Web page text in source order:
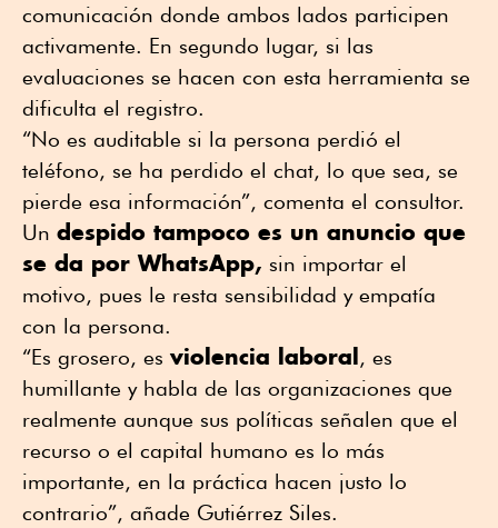
comunicación donde ambos lados participen
activamente. En segundo lugar, si las
evaluaciones se hacen con esta herramienta se
dificulta el registro.
“No es auditable si la persona perdió el
teléfono, se ha perdido el chat, lo que sea, se
pierde esa información”, comenta el consultor.
Un despido tampoco es un anuncio que
se da por WhatsApp, sin importar el
motivo, pues le resta sensibilidad y empatía
con la persona.
“Es grosero, es violencia laboral , es
humillante y habla de las organizaciones que
realmente aunque sus políticas señalen que el
recurso o el capital humano es lo más
importante, en la práctica hacen justo lo
contrario”, añade Gutiérrez Siles.